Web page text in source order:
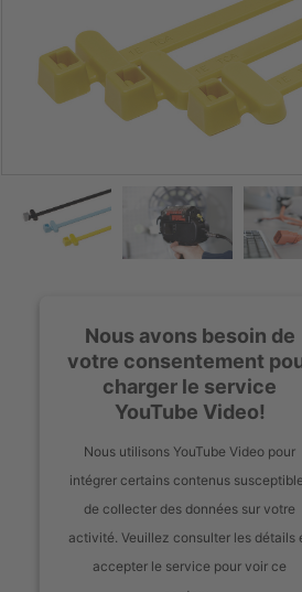
Nous avons besoin de
votre consentement
charger le service
YouTube Video!
Nous utilisons YouTube Video pour
intégrer certains contenus
de collecter des données sur votre
activité. Veuillez consulter les détails
accepter le service pour voir ce